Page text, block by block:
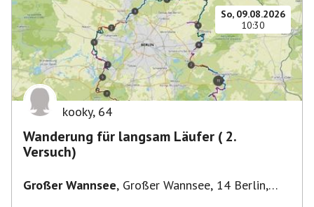
So, 09.08.2026
10:30
kooky, 64
Wanderung für langsam Läufer ( 2.
Versuch)
Großer Wannsee, Großer Wannsee, 14 Berlin,